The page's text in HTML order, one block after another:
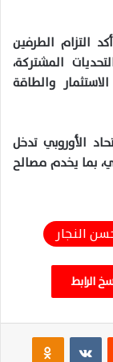
أكد التزام الطرفين
المشتركة،
الاستثمار والطاقة
الأوروبي تدخل
، بما يخدم مصالح
النجار
الرابط
‏VKontakte